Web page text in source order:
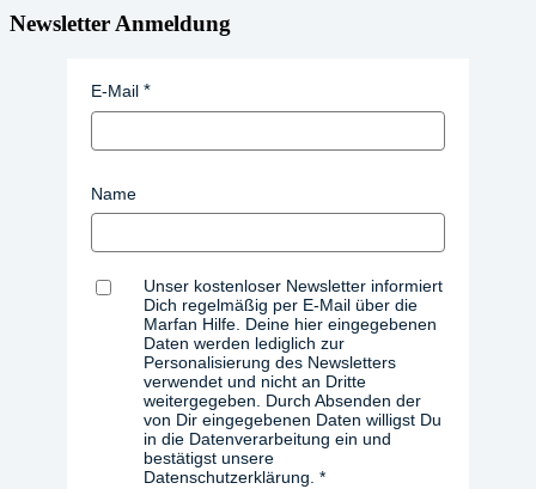
Newsletter Anmeldung
E-Mail
Name
Unser kostenloser Newsletter informiert
Dich regelmäßig per E-Mail über die
Marfan Hilfe. Deine hier eingegebenen
Daten werden lediglich zur
Personalisierung des Newsletters
verwendet und nicht an Dritte
weitergegeben. Durch Absenden der
von Dir eingegebenen Daten willigst Du
in die Datenverarbeitung ein und
bestätigst unsere
Datenschutzerklärung.